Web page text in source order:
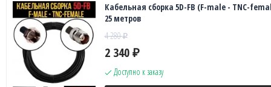
Кабельная сборка 5D-FB (F-male - TNC-
25 метров
4 280₽
2 340 ₽
Доступно к заказу